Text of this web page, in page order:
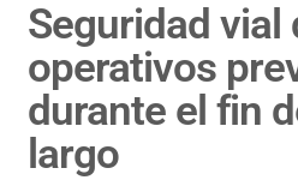
Seguridad vial
operativos
durante el fin
largo